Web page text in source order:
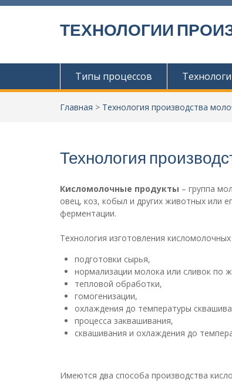
П
к
ТЕХНОЛОГИИ
Типы процессов
Главная > Технология производства
Технология
Кисломолочные продукты – группа
овец, коз, кобыл и других животных или
ферментации.
Технология изготовления
подготовки сырья,
нормализации молока или сливок по
тепловой обработки,
гомогенизации,
охлаждения до температуры
процесса заквашивания,
сквашивания и охлаждения до
Имеются два способа производства